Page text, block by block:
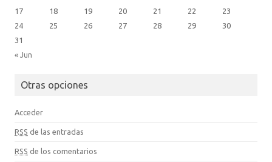
« Jun
17
18 19 20 21 22
23
24
25 26 27 28 29
30
31
Otras opciones
Acceder
RSS de las entradas
RSS de los comentarios